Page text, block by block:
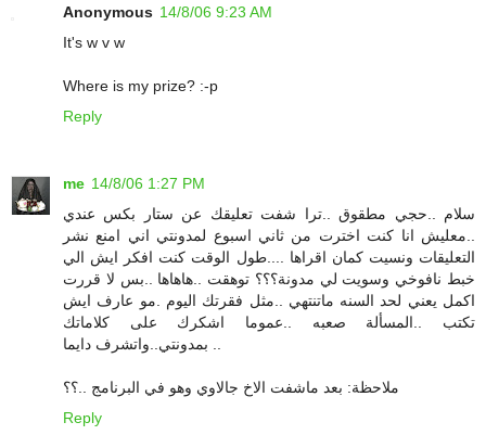
Anonymous 14/8/06 9:23 AM
It's w v w
Where is my prize? :-p
Reply
me 14/8/06 1:27 PM
سلام ..حجي مطقوق ..ترا شفت تعليقك عن ستار بكس عندي
..معليش انا كنت اخترت من ثاني اسبوع لمدونتي اني امنع نشر
التعليقات ونسيت كمان اقراها ....طول الوقت كنت افكر ايش الي
خبط نافوخي وسويت لي مدونة؟؟؟ توهقت ..هاهاها ..بس لا قررت
اكمل يعني لحد السنه ماتنتهي ..مثل فقرتك اليوم .مو عارف ايش
تكتب ..المسألة صعبه ..عموما اشكرك على كلاماتك
ملاحظة: بعد ماشفت الاخ جالاوي وهو في البرنامج ..؟؟
Reply